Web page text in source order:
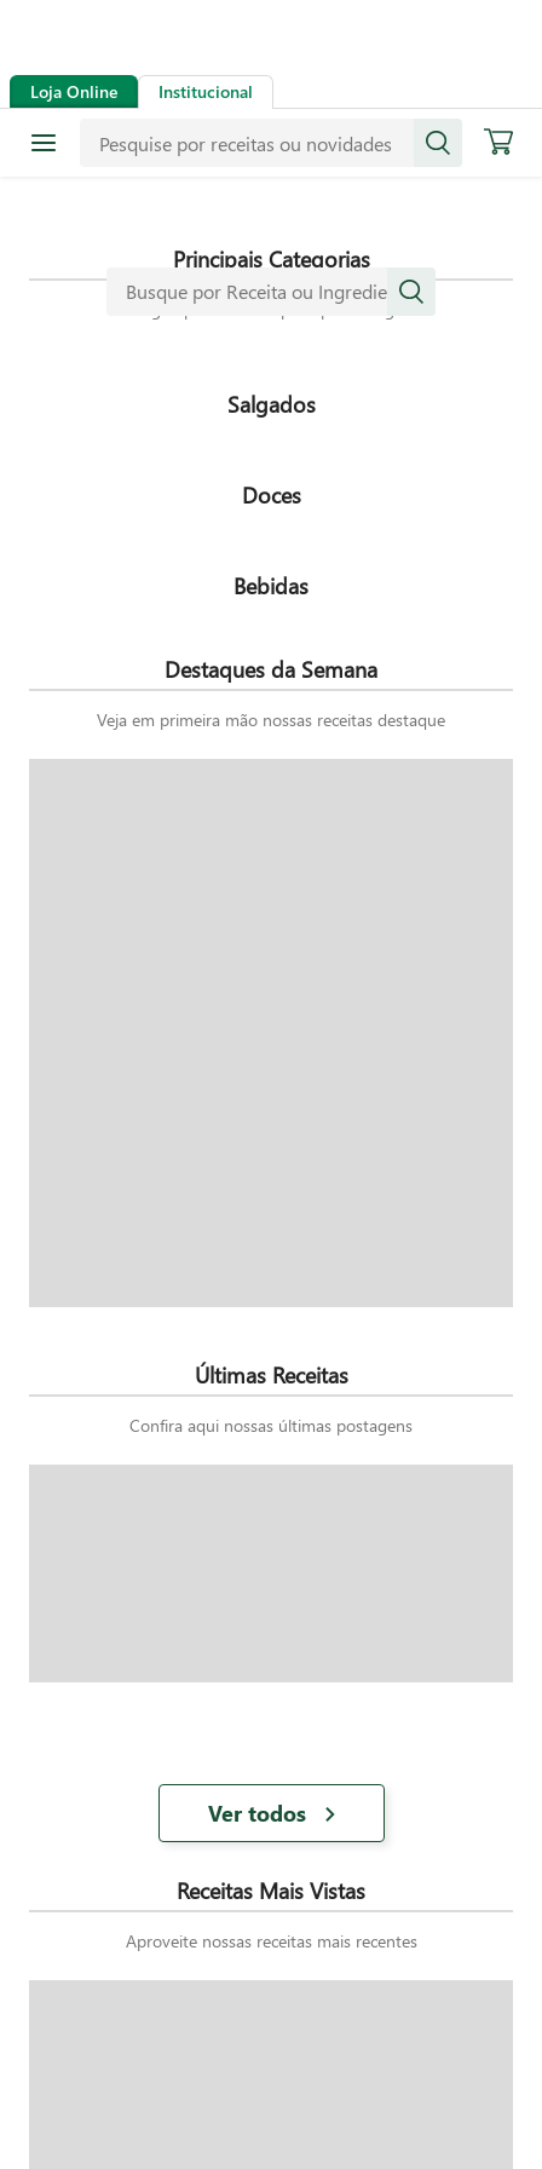
Loja Online Institucional
Receitas
Mais de mil receitas
Principais Categorias
Navegue pelas nossas principais categorias
Salgados
Doces
Bebidas
Destaques da Semana
Veja em primeira mão nossas receitas destaque
Últimas Receitas
Confira aqui nossas últimas postagens
Ver todos
Receitas Mais Vistas
Aproveite nossas receitas mais recentes